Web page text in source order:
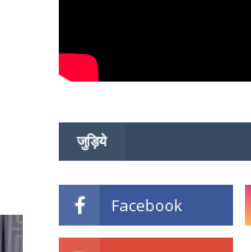
जुड़िये